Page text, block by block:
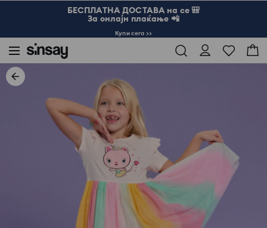
БЕСПЛАТНА ДОСТАВА на се 🎒
За онлајн плаќање 📲
Купи сега >>